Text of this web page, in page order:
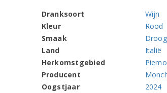
Dranksoort
Wijn
Kleur
Rood
Smaak
Droog
Land
Italië
Herkomstgebied
Producent
Oogstjaar
2024